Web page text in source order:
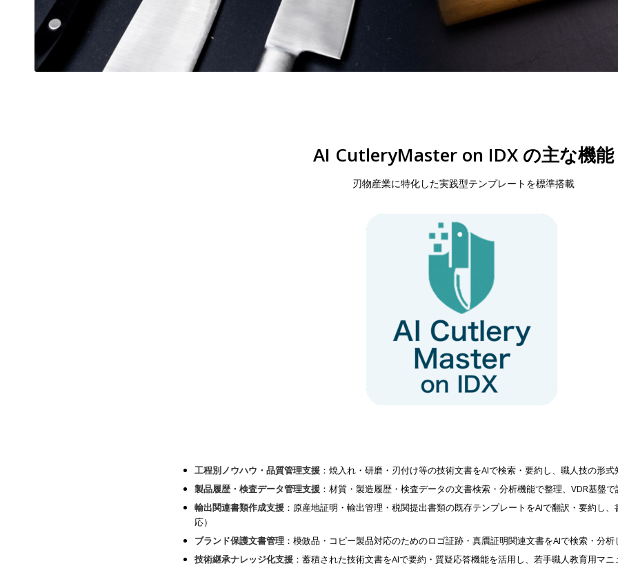
AI CutleryMaster on IDX の主な機能
刃物産業に特化した実践型テンプレートを標準搭載
工程別ノウハウ・品質管理支援 ：焼入れ・研磨・刃付け等の技術文書をAIで検索・要約し、職人技の形式
製品履歴・検査データ管理支援 ：材質・製造履歴・検査データの文書検索・分析機能で整理、VDR基盤で
輸出関連書類作成支援 ：原産地証明・輸出管理・税関提出書類の既存テンプレートをAIで翻訳・要約し、
応）
ブランド保護文書管理 ：模倣品・コピー製品対応のためのロゴ証跡・真贋証明関連文書をAIで検索・分
技術継承ナレッジ化支援 ：蓄積された技術文書をAIで要約・質疑応答機能を活用し、若手職人教育用マ